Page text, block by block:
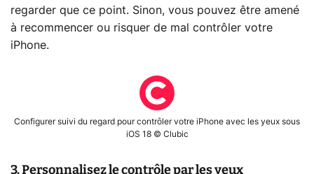
regarder que ce point. Sinon, vous pouvez être amené
à recommencer ou risquer de mal contrôler votre
iPhone.
Configurer suivi du regard pour contrôler votre iPhone avec les yeux sous
iOS 18 © Clubic
3. Personnalisez le contrôle par les yeux